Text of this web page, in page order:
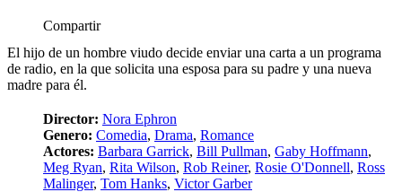
Compartir
El hijo de un hombre viudo decide enviar una carta a un programa
de radio, en la que solicita una esposa para su padre y una nueva
madre para él.
Director: Nora Ephron
Genero: Comedia, Drama, Romance
Actores: Barbara Garrick, Bill Pullman, Gaby Hoffmann,
Meg Ryan, Rita Wilson, Rob Reiner, Rosie O'Donnell, Ross
Malinger, Tom Hanks, Victor Garber